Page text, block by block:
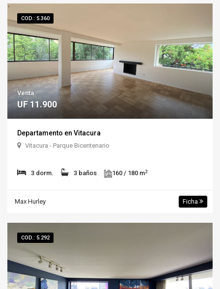
COD.: 5.360
Venta
UF 11.900
Departamento en Vitacura
Vitacura - Parque Bicentenario
3 dorm. 3 baños 160 / 180 m2
Max Hurley Ficha
COD.: 5.292